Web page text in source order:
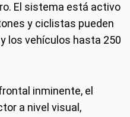
El sistema está activo
y ciclistas pueden
los vehículos hasta 250
inminente, el
a nivel visual,